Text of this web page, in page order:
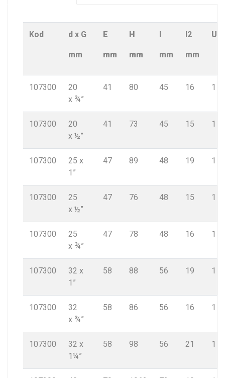
Kod d x G
mm
E
mm
H
mm mm
I2
mm
UB
107300
20
x ¾”
41 80 45 16 1
107300
20
x ½”
41 73 45 15 1
107300
25 x
1”
47 89 48 19 1
107300
25
x ½”
47 76 48 15 1
107300
25
x ¾”
47 78 48 16 1
107300
32 x
1”
58 88 56 19 1
107300
32
x ¾”
58 86 56 16 1
107300
32 x
1¼”
58 98 56 21 1